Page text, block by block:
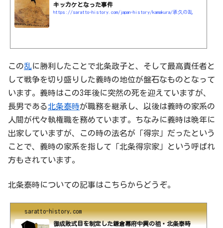
キッカケとなった事件
https://saratto-history.com/japan-history/kamakura/承久の乱
この乱に勝利したことで北条政子と、そして最高責任者と
して戦争を切り盛りした義時の地位が盤石なものとなって
います。義時はこの3年後に突然の死を迎えていますが、
長男である北条泰時が職務を継承し、以後は義時の家系の
人間が代々執権職を務めています。ちなみに義時は晩年に
出家していますが、この時の法名が「得宗」だったという
ことで、義時の家系を指して「北条得宗家」という呼ばれ
方もされています。
北条泰時についての記事はこちらからどうぞ。
saratto-history.com
御成敗式目を制定した鎌倉幕府中興の祖・北条泰時